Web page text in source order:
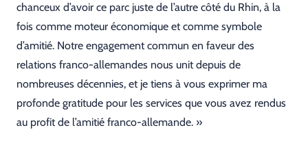
chanceux d’avoir ce parc juste de l’autre côté du Rhin, à la
fois comme moteur économique et comme symbole
d’amitié. Notre engagement commun en faveur des
relations franco-allemandes nous unit depuis de
nombreuses décennies, et je tiens à vous exprimer ma
profonde gratitude pour les services que vous avez rendus
au profit de l’amitié franco-allemande. »